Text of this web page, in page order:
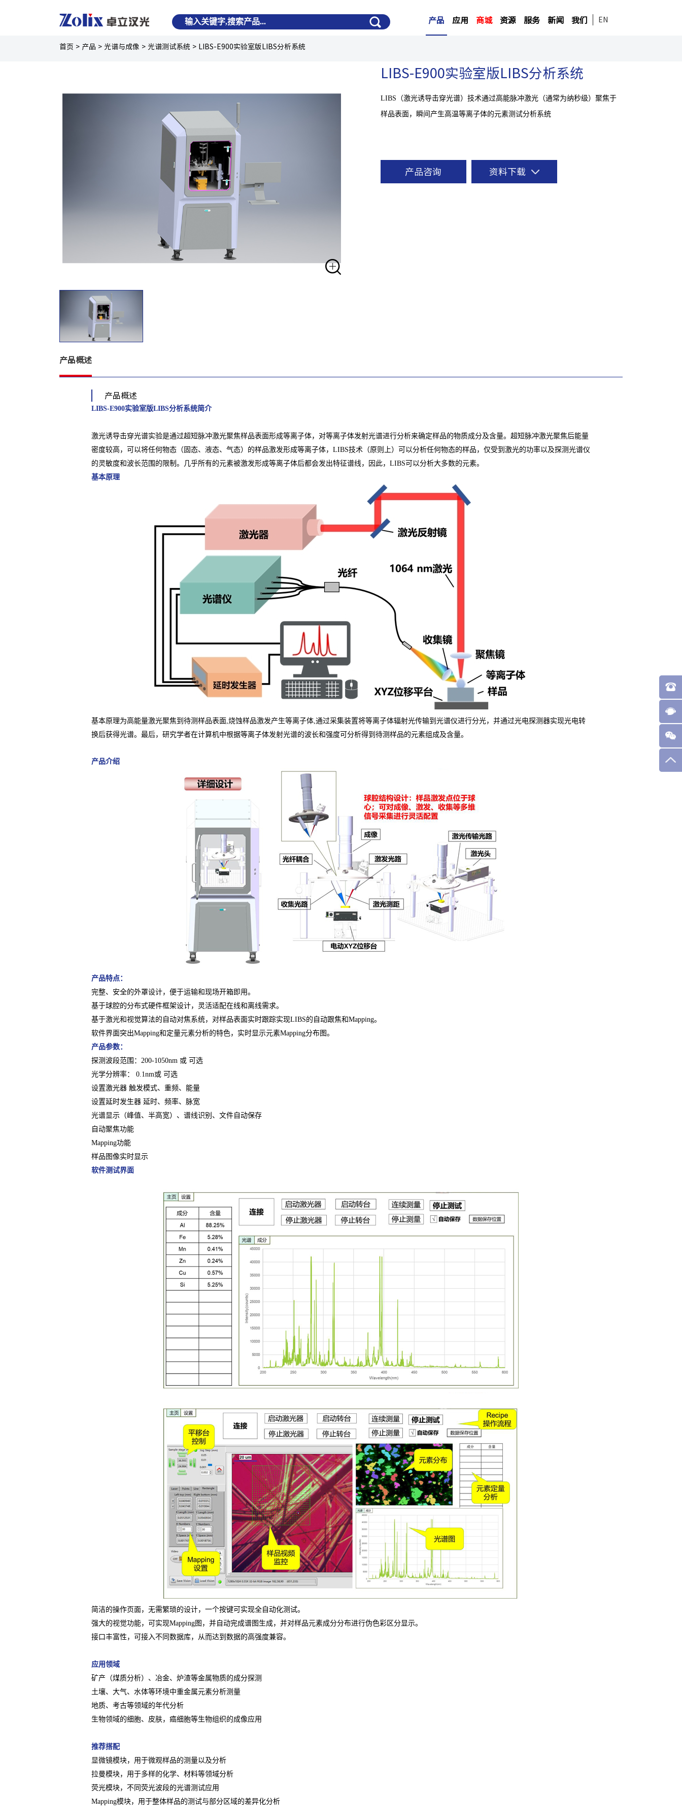
产品 应用 商城 资源 服务 新闻 我们 EN
首页 > 产品 > 光谱与成像 > 光谱测试系统 > LIBS-E900实验室版LIBS分析系统
LIBS-E900实验室版LIBS分析系统
LIBS（激光诱导击穿光谱）技术通过高能脉冲激光（通常为纳秒级）聚焦于
样品表面，瞬间产生高温等离子体的元素测试分析系统
产品咨询 资料下载
产品概述
产品概述
LIBS-E900实验室版LIBS分析系统简介
激光诱导击穿光谱实验是通过超短脉冲激光聚焦样品表面形成等离子体，对等离子体发射光谱进行分析来确定样品的物质成分及含量。超短脉冲激光聚焦后能量
密度较高，可以将任何物态（固态、液态、气态）的样品激发形成等离子体，LIBS技术（原则上）可以分析任何物态的样品，仅受到激光的功率以及探测光谱仪
的灵敏度和波长范围的限制。几乎所有的元素被激发形成等离子体后都会发出特征谱线，因此，LIBS可以分析大多数的元素。
基本原理
基本原理为高能量激光聚焦到待测样品表面,烧蚀样品激发产生等离子体,通过采集装置将等离子体辐射光传输到光谱仪进行分光，并通过光电探测器实现光电转
换后获得光谱。最后，研究学者在计算机中根据等离子体发射光谱的波长和强度可分析得到待测样品的元素组成及含量。
产品介绍
产品特点：
完整、安全的外罩设计，便于运输和现场开箱即用。
基于球腔的分布式硬件框架设计，灵活适配在线和离线需求。
基于激光和视觉算法的自动对焦系统，对样品表面实时跟踪实现LIBS的自动跟焦和Mapping。
软件界面突出Mapping和定量元素分析的特色，实时显示元素Mapping分布图。
产品参数：
探测波段范围：200-1050nm 或 可选
光学分辨率： 0.1nm或 可选
设置激光器 触发模式、重频、能量
设置延时发生器 延时、频率、脉宽
光谱显示（峰值、半高宽）、谱线识别、文件自动保存
自动聚焦功能
Mapping功能
样品图像实时显示
软件测试界面
简洁的操作页面，无需繁琐的设计，一个按键可实现全自动化测试。
强大的视觉功能，可实现Mapping图，并自动完成谱图生成，并对样品元素成分分布进行伪色彩区分显示。
接口丰富性，可接入不同数据库，从而达到数据的高强度兼容。
应用领域
矿产（煤质分析）、冶金、炉渣等金属物质的成分探测
土壤、大气、水体等环境中重金属元素分析测量
地质、考古等领域的年代分析
生物领域的细胞、皮肤，癌细胞等生物组织的成像应用
推荐搭配
显微镜模块，用于微观样品的测量以及分析
拉曼模块，用于多样的化学、材料等领域分析
荧光模块，不同荧光波段的光谱测试应用
Mapping模块，用于整体样品的测试与部分区域的差异化分析